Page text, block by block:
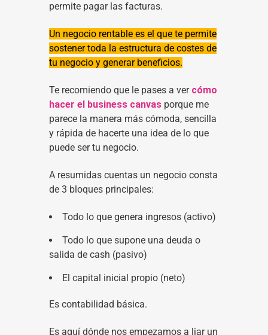
permite pagar las facturas.
Un negocio rentable es el que te permite
sostener toda la estructura de costes de
tu negocio y generar beneficios.
Te recomiendo que le pases a ver cómo
hacer el business canvasporque me
parece la manera más cómoda, sencilla
y rápida de hacerte una idea de lo que
puede ser tu negocio.
A resumidas cuentas un negocio consta
de 3 bloques principales:
Todo lo que genera ingresos (activo)
Todo lo que supone una deuda o
salida de cash (pasivo)
El capital inicial propio (neto)
Es contabilidad básica.
Es aquí dónde nos empezamos a liar un